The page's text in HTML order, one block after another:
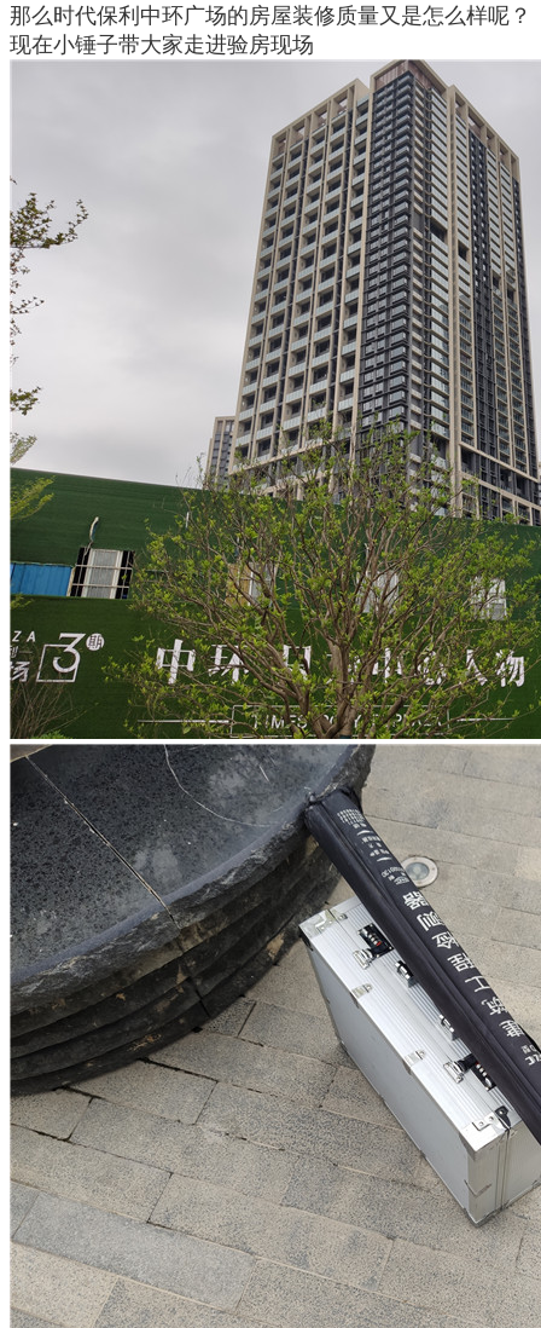
那么时代保利中环广场的房屋装修质量又是怎么样呢？
现在小锤子带大家走进验房现场